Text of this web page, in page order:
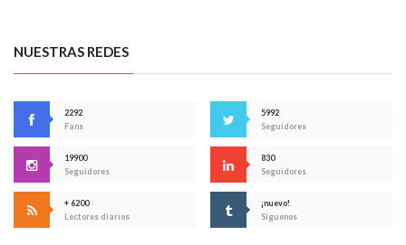
NUESTRAS REDES
2292
Fans
5992
Seguidores
19900
Seguidores
830
Seguidores
+ 6200
Lectores diarios
¡nuevo!
Síguenos